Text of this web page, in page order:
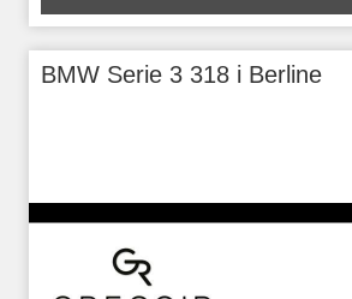
BMW Serie 3 318 i Berline